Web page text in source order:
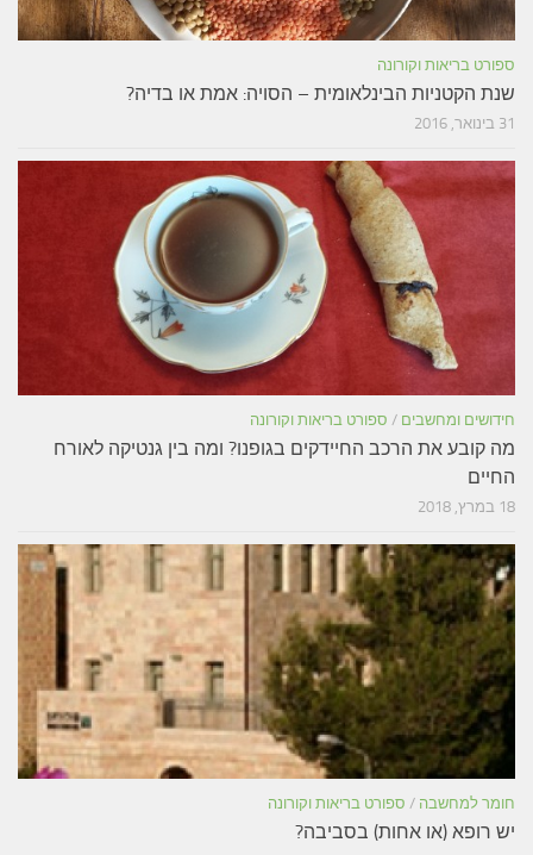
ספורט בריאות וקורונה
שנת הקטניות הבינלאומית – הסויה: אמת או בדיה?
31 בינואר, 2016
חידושים ומחשבים / ספורט בריאות וקורונה
מה קובע את הרכב החיידקים בגופנו? ומה בין גנטיקה לאורח
החיים
18 במרץ, 2018
חומר למחשבה / ספורט בריאות וקורונה
יש רופא (או אחות) בסביבה?